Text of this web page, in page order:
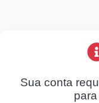
Sua conta